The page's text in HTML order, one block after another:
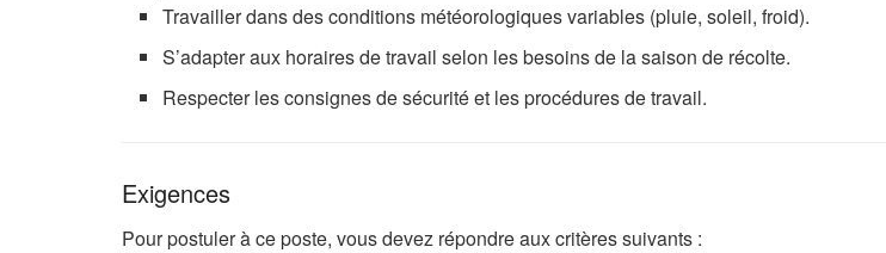
Travailler dans des conditions météorologiques variables (pluie, soleil, froid).
S’adapter aux horaires de travail selon les besoins de la saison de récolte.
Respecter les consignes de sécurité et les procédures de travail.
Exigences
Pour postuler à ce poste, vous devez répondre aux critères suivants :